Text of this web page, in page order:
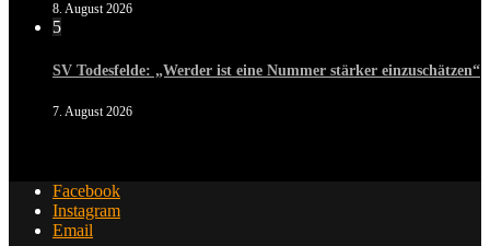
8. August 2026
5
SV Todesfelde: „Werder ist eine Nummer stärker einzuschätzen“
7. August 2026
Facebook
Instagram
Email